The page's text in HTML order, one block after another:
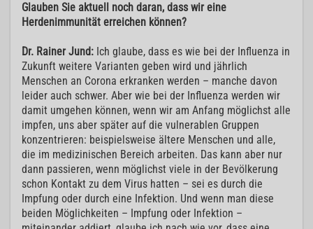
Glauben Sie aktuell noch daran, dass wir eine
Herdenimmunität erreichen können?
Dr. Rainer Jund: Ich glaube, dass es wie bei der Influenza in
Zukunft weitere Varianten geben wird und jährlich
Menschen an Corona erkranken werden – manche davon
leider auch schwer. Aber wie bei der Influenza werden wir
damit umgehen können, wenn wir am Anfang möglichst alle
impfen, uns aber später auf die vulnerablen Gruppen
konzentrieren: beispielsweise ältere Menschen und alle,
die im medizinischen Bereich arbeiten. Das kann aber nur
dann passieren, wenn möglichst viele in der Bevölkerung
schon Kontakt zu dem Virus hatten – sei es durch die
Impfung oder durch eine Infektion. Und wenn man diese
beiden Möglichkeiten – Impfung oder Infektion –